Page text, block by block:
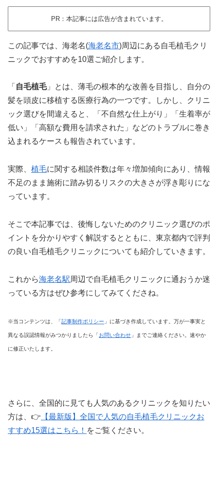
PR：本記事には広告が含まれています。
この記事では、海老名(海老名市)周辺にある自毛植毛クリ
ニックでおすすめを10選ご紹介します。
「 自毛植毛」とは、薄毛の根本的な改善を目指し、自分の
髪を頭皮に移植する医療行為の一つです。しかし、クリニ
ック選びを間違えると、「不自然な仕上がり」「生着率が
低い」「高額な費用を請求された」などのトラブルに巻き
込まれるケースも報告されています。
実際、 植毛に関する相談件数は年々増加傾向にあり、情報
不足のまま施術に踏み切るリスクの大きさが浮き彫りにな
っています。
そこで本記事では、後悔しないためのクリニック選びのポ
イントを分かりやすく解説するとともに、東京都内で評判
の良い自毛植毛クリニックについても紹介していきます。
これから海老名駅周辺で自毛植毛クリニックに通おうか迷
っている方はぜひ参考にしてみてくださね。
※当コンテンツは、「記事制作ポリシー 」に基づき作成しています。万が一事実と
異なる誤認情報がみつかりましたら「お問い合わせ 」までご連絡ください。速やか
に修正いたします。
さらに、全国的に見ても人気のあるクリニックを知りたい
方は、👉 【最新版】全国で人気の自毛植毛クリニックお
すすめ15選はこちら！ をご覧ください。